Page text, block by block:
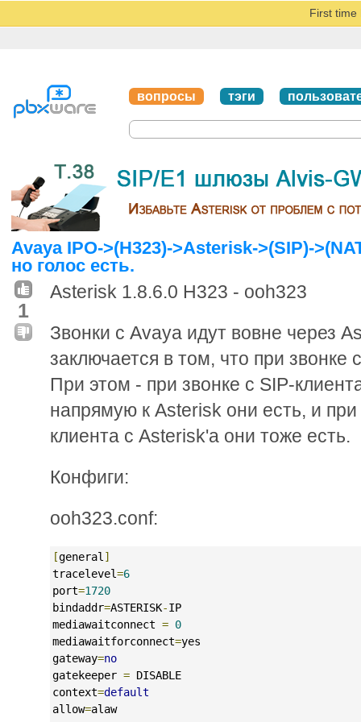
First time
вопросы тэги
Avaya IPO->(H323)->Asterisk->(SIP)-
но голос есть.
1
Asterisk 1.8.6.0 H323 - ooh323
Звонки с Avaya идут вовне через
заключается в том, что при звонке
При этом - при звонке с SIP-
напрямую к Asterisk они есть, и
клиента с Asterisk'a они тоже есть.
Конфиги:
ooh323.conf:
[general ]
tracelevel=6
port=1720
bindaddr=ASTERISK-IP
mediawaitconnect = 0
mediawaitforconnect=yes
gateway=no
gatekeeper = DISABLE
context=default
allow=alaw